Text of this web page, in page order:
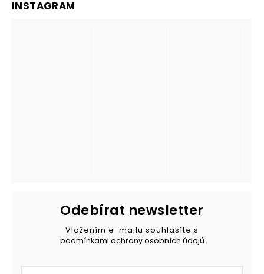
INSTAGRAM
Odebírat newsletter
Vložením e-mailu souhlasíte s
podmínkami ochrany osobních údajů